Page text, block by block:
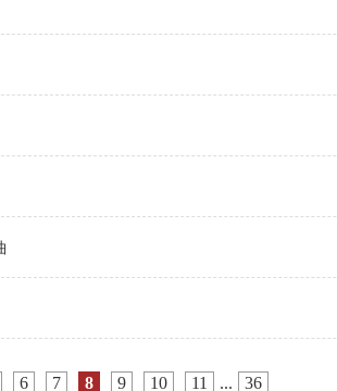
6 7 8 9 10 11 ... 36